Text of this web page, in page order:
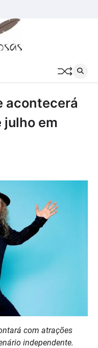
acontecerá
julho em
com atrações
independente.